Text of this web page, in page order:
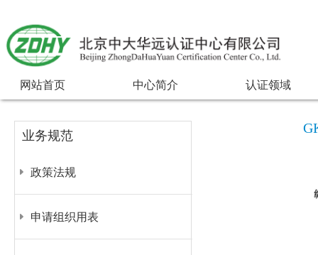
网站首页 中心简介 认证领域
业务规范
政策法规
申请组织用表